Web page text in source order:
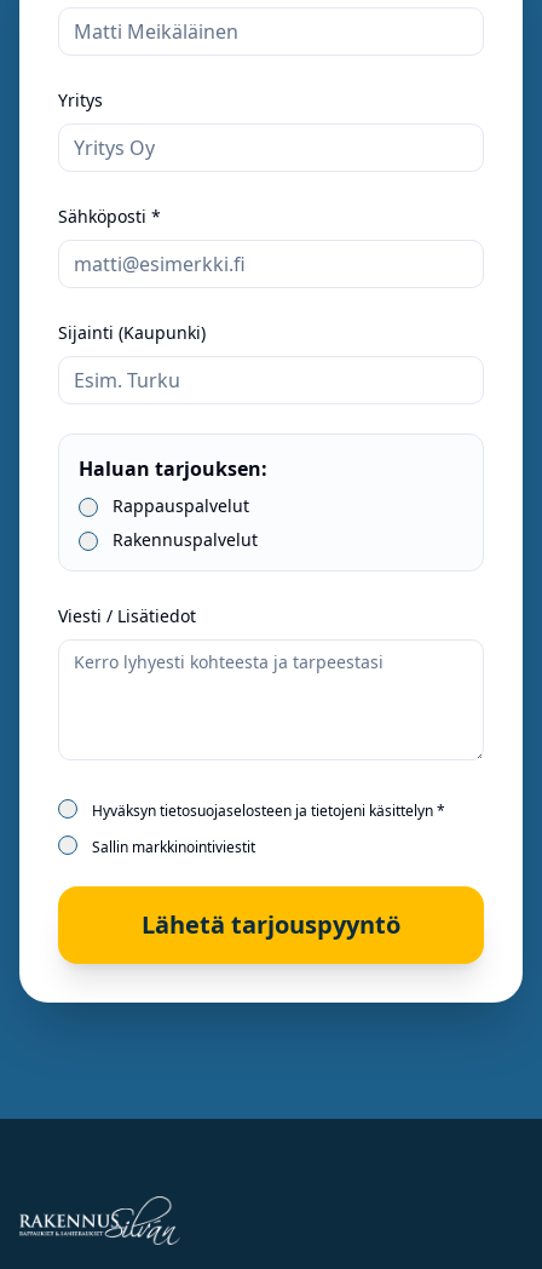
Yritys
Sähköposti *
Sijainti (Kaupunki)
Haluan tarjouksen:
Rappauspalvelut
Rakennuspalvelut
Viesti / Lisätiedot
Hyväksyn tietosuojaselosteen ja tietojeni käsittelyn *
Sallin markkinointiviestit
Lähetä tarjouspyyntö